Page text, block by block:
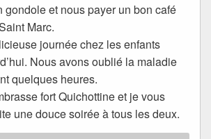
gondole et nous payer un bon café
Marc.
journée chez les enfants
Nous avons oublié la maladie
quelques heures.
fort Quichottine et je vous
une douce soirée à tous les deux.